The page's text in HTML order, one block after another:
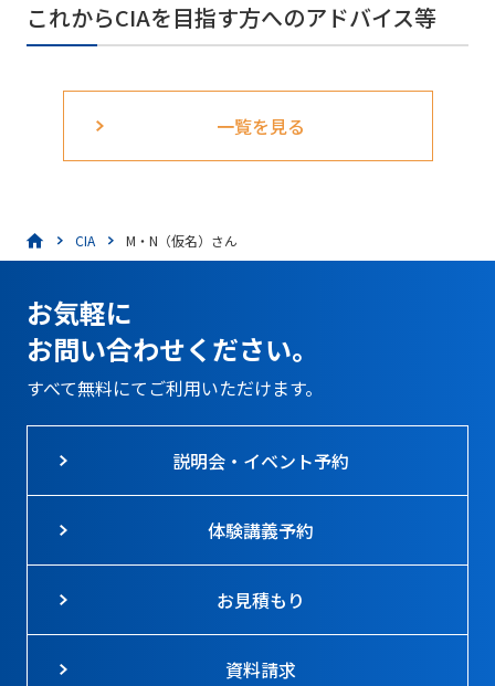
これからCIAを目指す方へのアドバイス等
一覧を見る
CIA M・N（仮名）さん
お気軽に
お問い合わせください。
すべて無料にてご利用いただけます。
説明会・イベント予約
体験講義予約
お見積もり
資料請求